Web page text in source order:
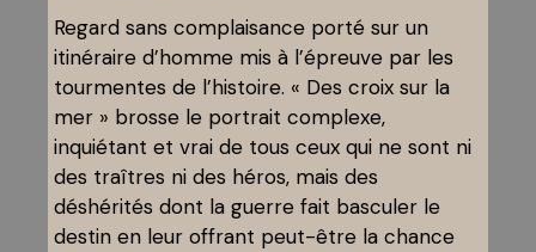
Regard sans complaisance porté sur un
itinéraire d’homme mis à l’épreuve par les
tourmentes de l’histoire. « Des croix sur la
mer » brosse le portrait complexe,
inquiétant et vrai de tous ceux qui ne sont ni
des traîtres ni des héros, mais des
déshérités dont la guerre fait basculer le
destin en leur offrant peut-être la chance